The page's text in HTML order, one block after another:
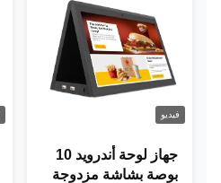
فيديو
جهاز لوحة أندرويد 10
بوصة بشاشة مزدوجة